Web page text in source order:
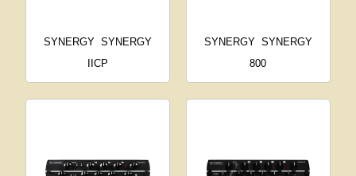
SYNERGY SYNERGY
IICP
SYNERGY SYNERGY
800